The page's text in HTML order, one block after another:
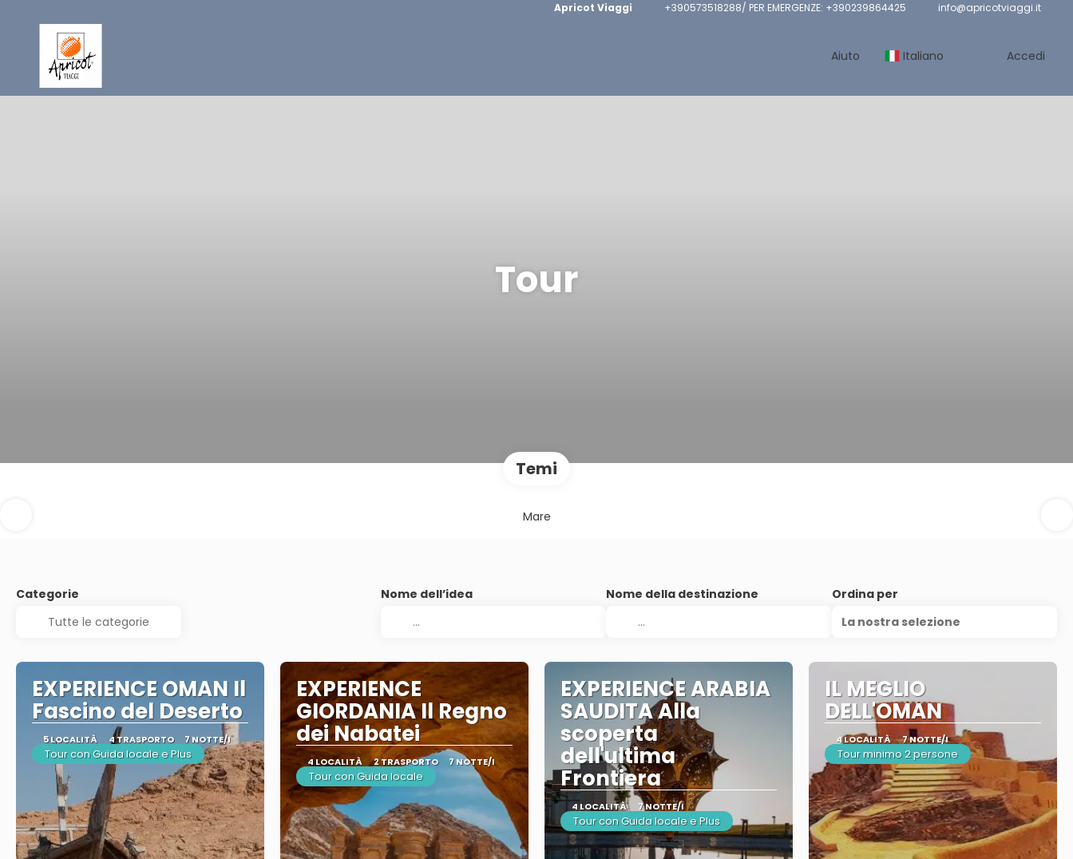
Apricot Viaggi +390573518288/ PER EMERGENZE: +390239864425 info@apricotviaggi.it
Aiuto Italiano Accedi
Tour
Temi
Mare
Categorie Nome dell’idea Nome della destinazione
Ordina per
La nostra selezione
EXPERIENCE OMAN Il
Fascino del Deserto
5 LOCALITÀ 4 TRASPORTO 7 NOTTE/I
Tour con Guida locale e Plus
EXPERIENCE
GIORDANIA Il Regno
dei Nabatei
4 LOCALITÀ 2 TRASPORTO 7 NOTTE/I
Tour con Guida locale
EXPERIENCE ARABIA
SAUDITA Alla
scoperta
dell'ultima
Frontiera
4 LOCALITÀ 7 NOTTE/I
Tour con Guida locale e Plus
IL MEGLIO
DELL'OMAN
4 LOCALITÀ 7 NOTTE/I
Tour minimo 2 persone